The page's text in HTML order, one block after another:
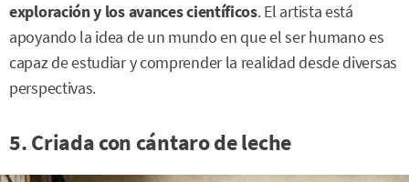
exploración y los avances científicos. El artista está
apoyando la idea de un mundo en que el ser humano es
capaz de estudiar y comprender la realidad desde diversas
perspectivas.
5. Criada con cántaro de leche